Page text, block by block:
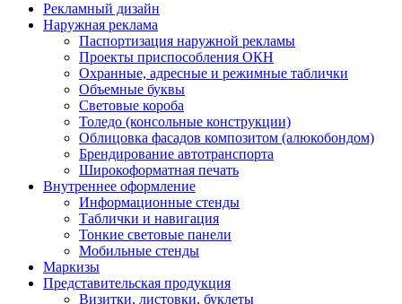
Рекламный дизайн
Наружная реклама
Паспортизация наружной рекламы
Проекты приспособления ОКН
Охранные, адресные и режимные таблички
Объемные буквы
Световые короба
Толедо (консольные конструкции)
Облицовка фасадов композитом (алюкобондом)
Брендирование автотранспорта
Широкоформатная печать
Внутреннее оформление
Информационные стенды
Таблички и навигация
Тонкие световые панели
Мобильные стенды
Маркизы
Представительская продукция
Визитки, листовки, буклеты